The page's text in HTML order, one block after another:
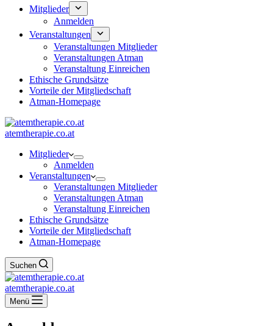
Mitglieder
Anmelden
Veranstaltungen
Veranstaltungen Mitglieder
Veranstaltungen Atman
Veranstaltung Einreichen
Ethische Grundsätze
Vorteile der Mitgliedschaft
Atman-Homepage
atemtherapie.co.at
Mitglieder
Anmelden
Veranstaltungen
Veranstaltungen Mitglieder
Veranstaltungen Atman
Veranstaltung Einreichen
Ethische Grundsätze
Vorteile der Mitgliedschaft
Atman-Homepage
Suchen
atemtherapie.co.at
Menü